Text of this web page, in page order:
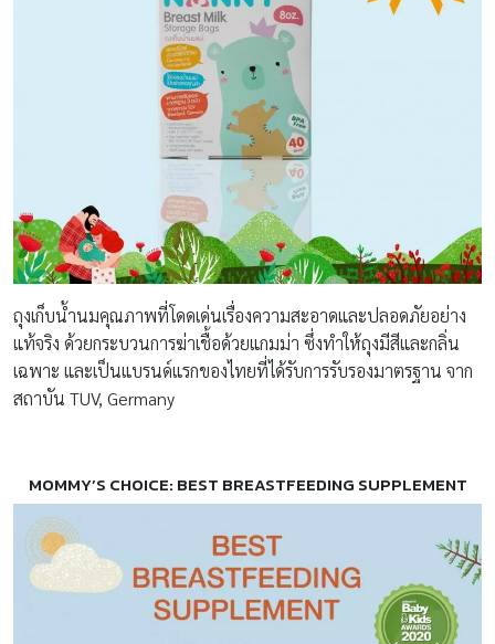
ถุงเก็บน้ำนมคุณภาพที่โดดเด่นเรื่องความสะอาดและปลอดภัยอย่าง
แท้จริง ด้วยกระบวนการฆ่าเชื้อด้วยแกมม่า ซึ่งทำให้ถุงมีสีและกลิ่น
เฉพาะ และเป็นแบรนด์แรกของไทยที่ได้รับการรับรองมาตรฐาน จาก
สถาบัน TUV, Germany
MOMMY’S CHOICE: BEST BREASTFEEDING SUPPLEMENT